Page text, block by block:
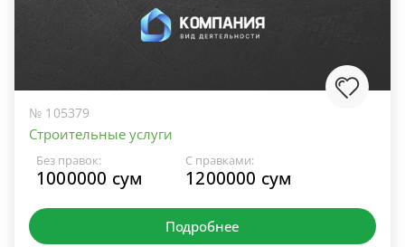
№ 105379
Строительные услуги
Без правок:
1000000 сум
С правками:
1200000 сум
Подробнее